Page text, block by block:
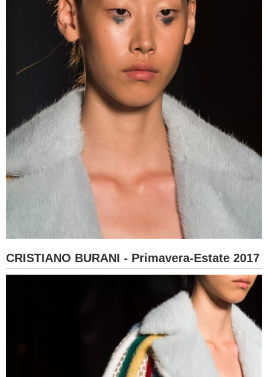
CRISTIANO BURANI - Primavera-Estate 2017